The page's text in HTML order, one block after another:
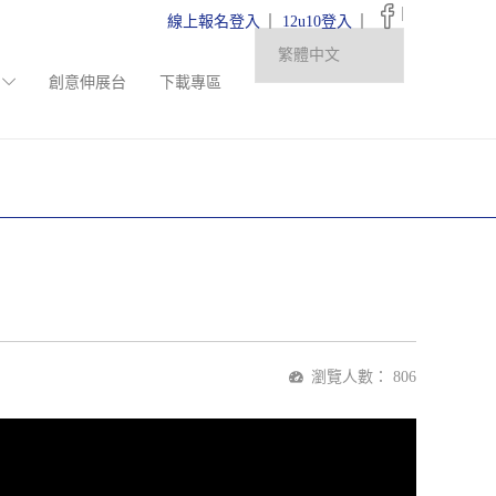
創意伸展台 下載專區
線上報名登入 12u10登入
瀏覽人數： 806